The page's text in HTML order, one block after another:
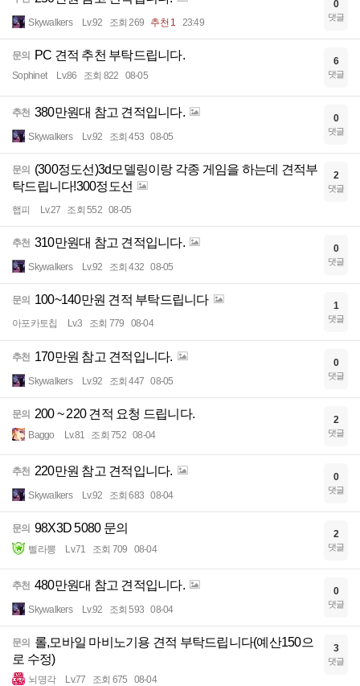
Skywalkers Lv.92 조회 269 추천 1 23:49
0
댓글
문의 PC 견적 추천 부탁드립니다.
Sophinet Lv.86 조회 822 08-05
6
댓글
추천 380만원대 참고 견적입니다.
Skywalkers Lv.92 조회 453 08-05
0
댓글
문의 (300정도선)3d모델링이랑 각종 게임을 하는데 견적부
탁드립니다!300정도선
햅피 Lv.27 조회 552 08-05
2
댓글
추천 310만원대 참고 견적입니다.
Skywalkers Lv.92 조회 432 08-05
0
댓글
문의 100~140만원 견적 부탁드립니다
아포카토칩 Lv.3 조회 779 08-04
1
댓글
추천 170만원 참고 견적입니다.
Skywalkers Lv.92 조회 447 08-05
0
댓글
문의 200 ~ 220 견적 요청 드립니다.
Baggo Lv.81 조회 752 08-04
2
댓글
추천 220만원 참고 견적입니다.
Skywalkers Lv.92 조회 683 08-04
0
댓글
문의 98X3D 5080 문의
삘라뽕 Lv.71 조회 709 08-04
2
댓글
추천 480만원대 참고 견적입니다.
Skywalkers Lv.92 조회 593 08-04
0
댓글
문의 롤,모바일 마비노기용 견적 부탁드립니다(예산150으
로 수정)
뇌명각 Lv.77 조회 675 08-04
3
댓글